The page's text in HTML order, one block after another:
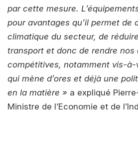
par cette mesure.
pour avantages qu’il permet de
climatique du secteur, de
transport et donc de rendre nos
compétitives, notamment vis-à-
qui mène d’ores et déjà une
en la matière » a expliqué
Ministre de l’Economie et de